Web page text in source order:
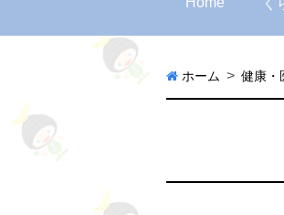
く
ホーム 健康・